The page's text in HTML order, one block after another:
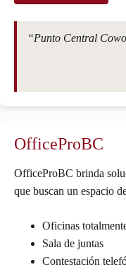
“Punto Central
OfficeProBC
OfficeProBC brinda
que buscan un espacio
Oficinas
Sala de juntas
Contestación